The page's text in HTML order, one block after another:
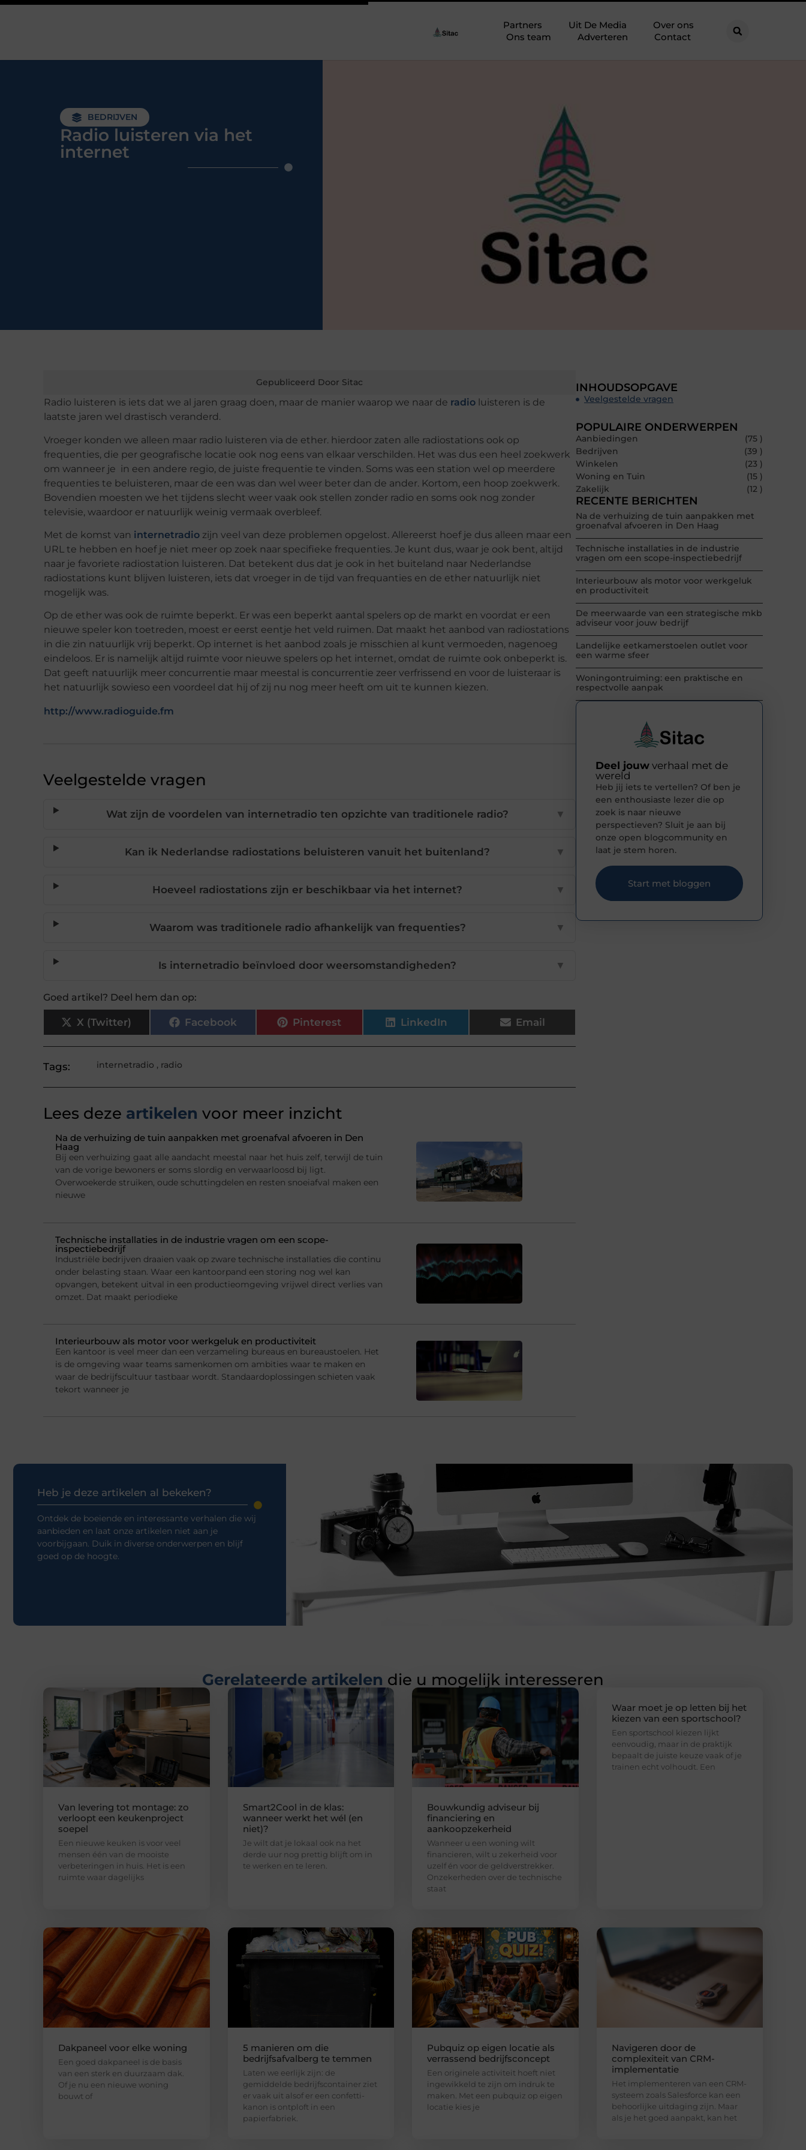
Partners Uit De Media
Over ons
Ons team
Adverteren Contact
BEDRIJVEN
Radio luisteren via het
internet
Gepubliceerd Door Sitac
Radio luisteren is iets dat we al jaren graag doen, maar de manier waarop we naar de radio luisteren is de
laatste jaren wel drastisch veranderd.
Vroeger konden we alleen maar radio luisteren via de ether. hierdoor zaten alle radiostations ook op
frequenties, die per geografische locatie ook nog eens van elkaar verschilden. Het was dus een heel zoekwerk
om wanneer je in een andere regio, de juiste frequentie te vinden. Soms was een station wel op meerdere
frequenties te beluisteren, maar de een was dan wel weer beter dan de ander. Kortom, een hoop zoekwerk.
Bovendien moesten we het tijdens slecht weer vaak ook stellen zonder radio en soms ook nog zonder
televisie, waardoor er natuurlijk weinig vermaak overbleef.
Met de komst van internetradio zijn veel van deze problemen opgelost. Allereerst hoef je dus alleen maar een
URL te hebben en hoef je niet meer op zoek naar specifieke frequenties. Je kunt dus, waar je ook bent, altijd
naar je favoriete radiostation luisteren. Dat betekent dus dat je ook in het buiteland naar Nederlandse
radiostations kunt blijven luisteren, iets dat vroeger in de tijd van frequanties en de ether natuurlijk niet
mogelijk was.
Op de ether was ook de ruimte beperkt. Er was een beperkt aantal spelers op de markt en voordat er een
nieuwe speler kon toetreden, moest er eerst eentje het veld ruimen. Dat maakt het aanbod van radiostations
in die zin natuurlijk vrij beperkt. Op internet is het aanbod zoals je misschien al kunt vermoeden, nagenoeg
eindeloos. Er is namelijk altijd ruimte voor nieuwe spelers op het internet, omdat de ruimte ook onbeperkt is.
Dat geeft natuurlijk meer concurrentie maar meestal is concurrentie zeer verfrissend en voor de luisteraar is
het natuurlijk sowieso een voordeel dat hij of zij nu nog meer heeft om uit te kunnen kiezen.
http://www.radioguide.fm
Veelgestelde vragen
Wat zijn de voordelen van internetradio ten opzichte van traditionele radio? ▼
Kan ik Nederlandse radiostations beluisteren vanuit het buitenland? ▼
Hoeveel radiostations zijn er beschikbaar via het internet? ▼
Waarom was traditionele radio afhankelijk van frequenties? ▼
Is internetradio beïnvloed door weersomstandigheden? ▼
Goed artikel? Deel hem dan op:
X (Twitter) Facebook Pinterest LinkedIn Email
Tags: internetradio , radio
Lees deze artikelen voor meer inzicht
Na de verhuizing de tuin aanpakken met groenafval afvoeren in Den
Haag
Bij een verhuizing gaat alle aandacht meestal naar het huis zelf, terwijl de tuin
van de vorige bewoners er soms slordig en verwaarloosd bij ligt.
Overwoekerde struiken, oude schuttingdelen en resten snoeiafval maken een
nieuwe
Technische installaties in de industrie vragen om een scope-
inspectiebedrijf
Industriële bedrijven draaien vaak op zware technische installaties die continu
onder belasting staan. Waar een kantoorpand een storing nog wel kan
opvangen, betekent uitval in een productieomgeving vrijwel direct verlies van
omzet. Dat maakt periodieke
Interieurbouw als motor voor werkgeluk en productiviteit
Een kantoor is veel meer dan een verzameling bureaus en bureaustoelen. Het
is de omgeving waar teams samenkomen om ambities waar te maken en
waar de bedrijfscultuur tastbaar wordt. Standaardoplossingen schieten vaak
tekort wanneer je
INHOUDSOPGAVE
Veelgestelde vragen
POPULAIRE ONDERWERPEN
Aanbiedingen
(75 )
Bedrijven
(39 )
Winkelen
(23 )
Woning en Tuin
(15 )
Zakelijk
(12 )
RECENTE BERICHTEN
Na de verhuizing de tuin aanpakken met
groenafval afvoeren in Den Haag
Technische installaties in de industrie
vragen om een scope-inspectiebedrijf
Interieurbouw als motor voor werkgeluk
en productiviteit
De meerwaarde van een strategische mkb
adviseur voor jouw bedrijf
Landelijke eetkamerstoelen outlet voor
een warme sfeer
Woningontruiming: een praktische en
respectvolle aanpak
Deel jouw verhaal met de
wereld
Heb jij iets te vertellen? Of ben je
een enthousiaste lezer die op
zoek is naar nieuwe
perspectieven? Sluit je aan bij
onze open blogcommunity en
laat je stem horen.
Start met bloggen
Heb je deze artikelen al bekeken?
Ontdek de boeiende en interessante verhalen die wij
aanbieden en laat onze artikelen niet aan je
voorbijgaan. Duik in diverse onderwerpen en blijf
goed op de hoogte.
Gerelateerde artikelen die u mogelijk interesseren
Van levering tot montage: zo
verloopt een keukenproject
soepel
Een nieuwe keuken is voor veel
mensen één van de mooiste
verbeteringen in huis. Het is een
ruimte waar dagelijks
Smart2Cool in de klas:
wanneer werkt het wél (en
niet)?
Je wilt dat je lokaal ook na het
derde uur nog prettig blijft om in
te werken en te leren.
Bouwkundig adviseur bij
financiering en
aankoopzekerheid
Wanneer u een woning wilt
financieren, wilt u zekerheid voor
uzelf én voor de geldverstrekker.
Onzekerheden over de technische
staat
Waar moet je op letten bij het
kiezen van een sportschool?
Een sportschool kiezen lijkt
eenvoudig, maar in de praktijk
bepaalt de juiste keuze vaak of je
trainen echt volhoudt. Een
Dakpaneel voor elke woning
Een goed dakpaneel is de basis
van een sterk en duurzaam dak.
Of je nu een nieuwe woning
bouwt of
5 manieren om die
bedrijfsafvalberg te temmen
Laten we eerlijk zijn: de
gemiddelde bedrijfscontainer ziet
er vaak uit alsof er een confetti-
kanon is ontploft in een
papierfabriek.
Pubquiz op eigen locatie als
verrassend bedrijfsconcept
Een originele activiteit hoeft niet
ingewikkeld te zijn om indruk te
maken. Met een pubquiz op eigen
locatie kies je
Navigeren door de
complexiteit van CRM-
implementatie
Het implementeren van een CRM-
systeem zoals Salesforce kan een
behoorlijke uitdaging zijn. Maar
als je het goed aanpakt, kan het